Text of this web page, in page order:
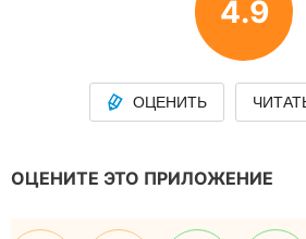
4.9
ОЦЕНИТЬ
ОЦЕНИТЕ ЭТО ПРИЛОЖЕНИЕ